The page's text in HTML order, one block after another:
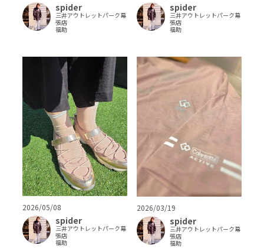
spider
三井アウトレットパーク幕
張店
福助
spider
三井アウトレットパーク幕
張店
福助
2026/05/08
spider
三井アウトレットパーク幕
張店
福助
2026/03/19
spider
三井アウトレットパーク幕
張店
福助